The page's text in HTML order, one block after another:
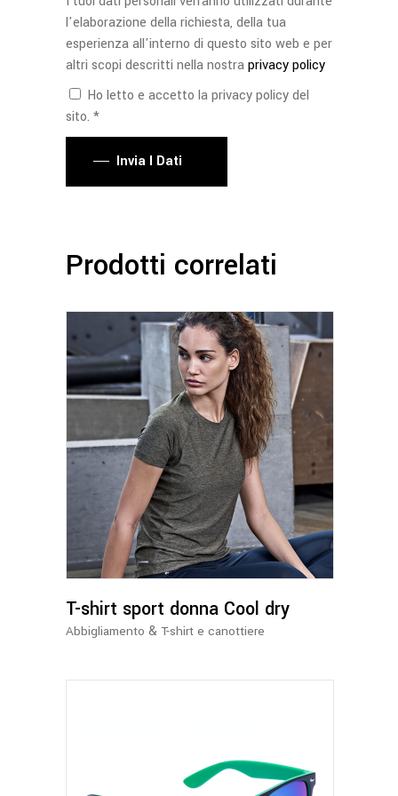
l'elaborazione della richiesta, della tua
esperienza all'interno di questo sito web e per
altri scopi descritti nella nostraprivacy policy
Ho letto e accetto la privacy policy del
sito. *
Invia I Dati
Prodotti correlati
Questo
prodotto
ha
più
varianti.
Le
opzioni
possono
essere
T-shirt sport donna Cool dry
Abbigliamento & T-shirt e canottiere